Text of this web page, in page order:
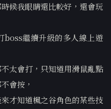
候我眼睛還比較好，還會玩
boss繼續升級的多人線上遊
太會打，只知道用滑鼠亂點
會按，
才知道楓之谷角色的某些技